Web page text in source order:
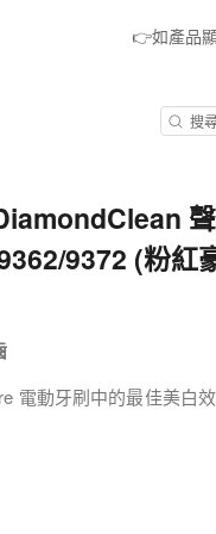
👉如產品
9372 (粉紅
電動牙刷中的最佳美白